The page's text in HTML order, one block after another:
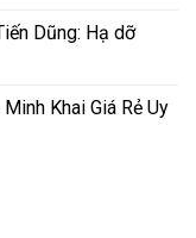
Dũng: Hạ dỡ
Khai Giá Rẻ Uy